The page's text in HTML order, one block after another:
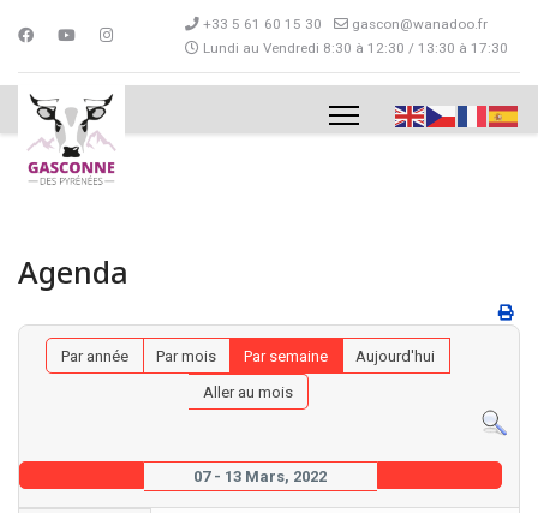
+33 5 61 60 15 30
gascon@wanadoo.fr
Lundi au Vendredi 8:30 à 12:30 / 13:30 à 17:30
Agenda
Par année Par mois Par semaine
Aujourd'hui
Aller au mois
07 - 13 Mars, 2022